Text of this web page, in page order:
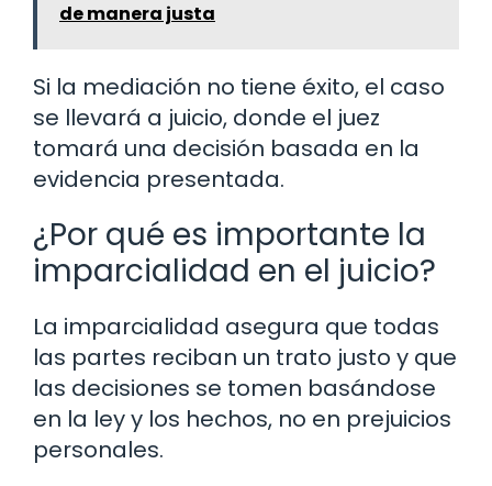
de manera justa
Si la mediación no tiene éxito, el caso
se llevará a juicio, donde el juez
tomará una decisión basada en la
evidencia presentada.
¿Por qué es importante la
imparcialidad en el juicio?
La imparcialidad asegura que todas
las partes reciban un trato justo y que
las decisiones se tomen basándose
en la ley y los hechos, no en prejuicios
personales.